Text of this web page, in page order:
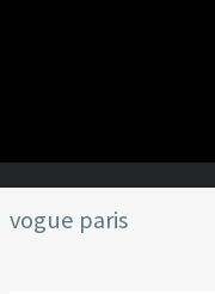
vogue paris